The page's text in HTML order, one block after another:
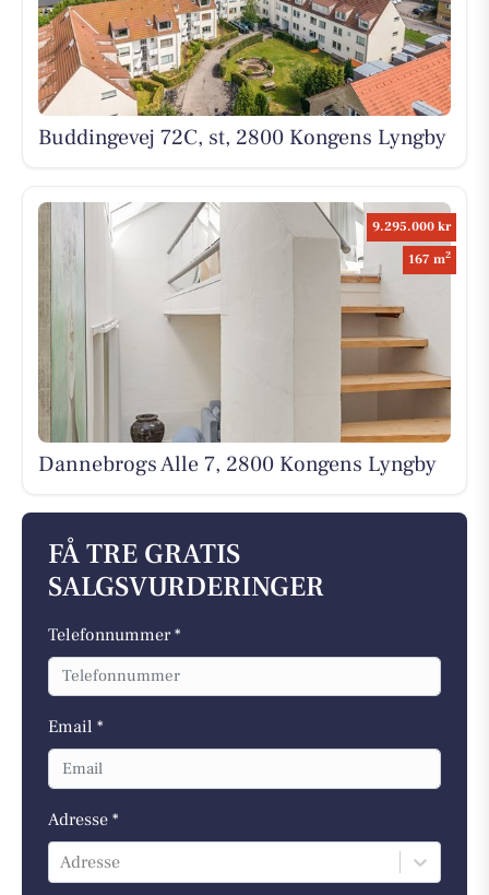
Buddingevej 72C, st, 2800 Kongens Lyngby
9.295.000 kr
167 m2
Dannebrogs Alle 7, 2800 Kongens Lyngby
FÅ TRE GRATIS
SALGSVURDERINGER
Telefonnummer *
Email *
Adresse *
Adresse